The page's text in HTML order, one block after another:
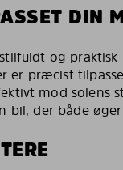
DIN
og
er præcist
mod solens
bil, der både